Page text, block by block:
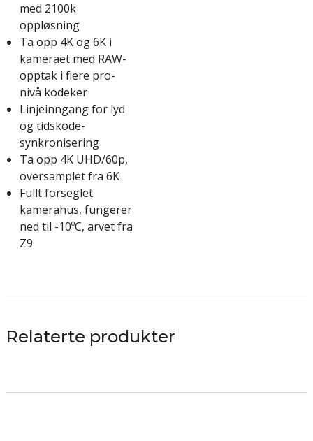
med 2100k
oppløsning
Ta opp 4K og 6K i
kameraet med RAW-
opptak i flere pro-
nivå kodeker
Linjeinngang for lyd
og tidskode-
synkronisering
Ta opp 4K UHD/60p,
oversamplet fra 6K
Fullt forseglet
kamerahus, fungerer
ned til -10ºC, arvet fra
Z9
Relaterte produkter